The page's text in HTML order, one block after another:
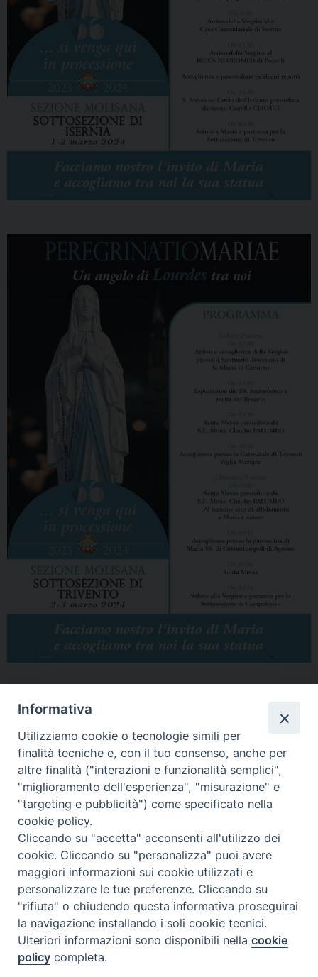
condividi su
F
a
c
e
o
o
k
P
i
n
t
r
e
s
L
i
n
k
d
I
n
X
T
h
r
e
d
W
h
a
t
A
p
p
e
l
e
r
a
m
Santi Martiri Larinesi,
pubblicate le ultime “Note
inedite…” di Giuseppe
Mammarella
Presentate le “Note inedite
sui Santi Martiri Larinesi” di
Giuseppe Mammarella
Informativa
Utilizziamo cookie o tecnologie simili per
finalità tecniche e, con il tuo consenso, anche per
altre finalità ("interazioni e funzionalità semplici",
"miglioramento dell'esperienza", "misurazione" e
"targeting e pubblicità") come specificato nella
cookie policy.
Cliccando su "accetta" acconsenti all'utilizzo dei
cookie. Cliccando su "personalizza" puoi avere
maggiori informazioni sui cookie utilizzati e
personalizzare le tue preferenze. Cliccando su
"rifiuta" o chiudendo questa informativa proseguirai
la navigazione installando i soli cookie tecnici.
Ulteriori informazioni sono disponibili nellacookie
policy completa.